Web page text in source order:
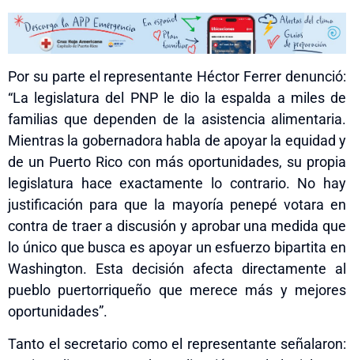
Por su parte el representante Héctor Ferrer denunció:
“La legislatura del PNP le dio la espalda a miles de
familias que dependen de la asistencia alimentaria.
Mientras la gobernadora habla de apoyar la equidad y
de un Puerto Rico con más oportunidades, su propia
legislatura hace exactamente lo contrario. No hay
justificación para que la mayoría penepé votara en
contra de traer a discusión y aprobar una medida que
lo único que busca es apoyar un esfuerzo bipartita en
Washington. Esta decisión afecta directamente al
pueblo puertorriqueño que merece más y mejores
oportunidades”.
Tanto el secretario como el representante señalaron: